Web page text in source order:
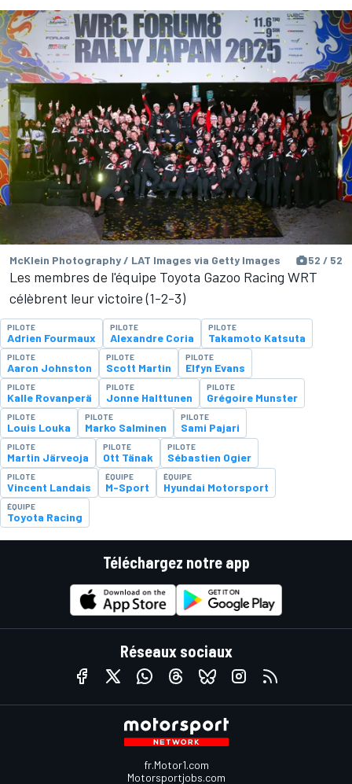
McKlein Photography / LAT Images via Getty Images 52 / 52
Les membres de l'équipe Toyota Gazoo Racing WRT
célèbrent leur victoire (1-2-3)
PILOTE
Adrien Fourmaux
PILOTE
Alexandre Coria
PILOTE
Takamoto Katsuta
PILOTE
Aaron Johnston
PILOTE
Scott Martin
PILOTE
Elfyn Evans
PILOTE
Kalle Rovanperä
PILOTE
Jonne Halttunen
PILOTE
Grégoire Munster
PILOTE
Louis Louka
PILOTE
Marko Salminen
PILOTE
Sami Pajari
PILOTE
Martin Järveoja
PILOTE
Ott Tänak
PILOTE
Sébastien Ogier
PILOTE
Vincent Landais
ÉQUIPE
M-Sport
ÉQUIPE
Hyundai Motorsport
ÉQUIPE
Toyota Racing
Téléchargez notre app
Réseaux sociaux
fr.Motor1.com
Motorsportjobs.com